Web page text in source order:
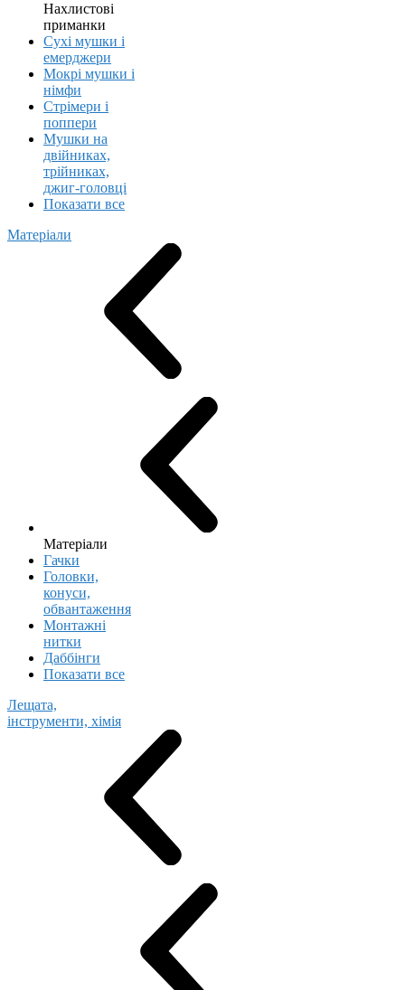
Нахлистові
приманки
Сухі мушки і
емерджери
Мокрі мушки і
німфи
Стрімери і
поппери
Мушки на
двійниках,
трійниках,
джиг-головці
Показати все
Матеріали
Матеріали
Гачки
Головки,
конуси,
обвантаження
Монтажні
нитки
Даббінги
Показати все
Лещата,
інструменти, хімія